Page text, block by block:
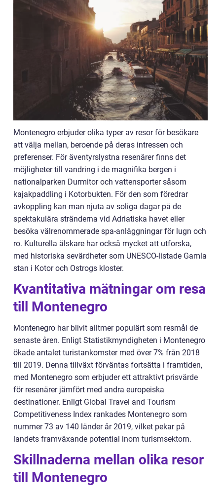
Montenegro erbjuder olika typer av resor för besökare
att välja mellan, beroende på deras intressen och
preferenser. För äventyrslystna resenärer finns det
möjligheter till vandring i de magnifika bergen i
nationalparken Durmitor och vattensporter såsom
kajakpaddling i Kotorbukten. För den som föredrar
avkoppling kan man njuta av soliga dagar på de
spektakulära stränderna vid Adriatiska havet eller
besöka välrenommerade spa-anläggningar för lugn och
ro. Kulturella älskare har också mycket att utforska,
med historiska sevärdheter som UNESCO-listade Gamla
stan i Kotor och Ostrogs kloster.
Kvantitativa mätningar om resa
till Montenegro
Montenegro har blivit alltmer populärt som resmål de
senaste åren. Enligt Statistikmyndigheten i Montenegro
ökade antalet turistankomster med över 7% från 2018
till 2019. Denna tillväxt förväntas fortsätta i framtiden,
med Montenegro som erbjuder ett attraktivt prisvärde
för resenärer jämfört med andra europeiska
destinationer. Enligt Global Travel and Tourism
Competitiveness Index rankades Montenegro som
nummer 73 av 140 länder år 2019, vilket pekar på
landets framväxande potential inom turismsektorn.
Skillnaderna mellan olika resor
till Montenegro